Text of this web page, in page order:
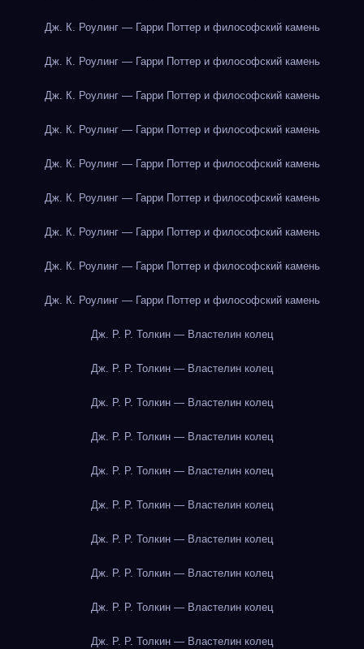
Дж. К. Роулинг — Гарри Поттер и философский камень
Дж. К. Роулинг — Гарри Поттер и философский камень
Дж. К. Роулинг — Гарри Поттер и философский камень
Дж. К. Роулинг — Гарри Поттер и философский камень
Дж. К. Роулинг — Гарри Поттер и философский камень
Дж. К. Роулинг — Гарри Поттер и философский камень
Дж. К. Роулинг — Гарри Поттер и философский камень
Дж. К. Роулинг — Гарри Поттер и философский камень
Дж. К. Роулинг — Гарри Поттер и философский камень
Дж. Р. Р. Толкин — Властелин колец
Дж. Р. Р. Толкин — Властелин колец
Дж. Р. Р. Толкин — Властелин колец
Дж. Р. Р. Толкин — Властелин колец
Дж. Р. Р. Толкин — Властелин колец
Дж. Р. Р. Толкин — Властелин колец
Дж. Р. Р. Толкин — Властелин колец
Дж. Р. Р. Толкин — Властелин колец
Дж. Р. Р. Толкин — Властелин колец
Дж. Р. Р. Толкин — Властелин колец